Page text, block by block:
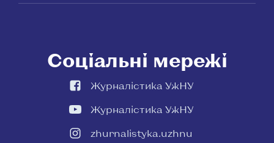
Соціальні мережі
Журналістика УжНУ
Журналістика УжНУ
zhurnalistyka.uzhnu